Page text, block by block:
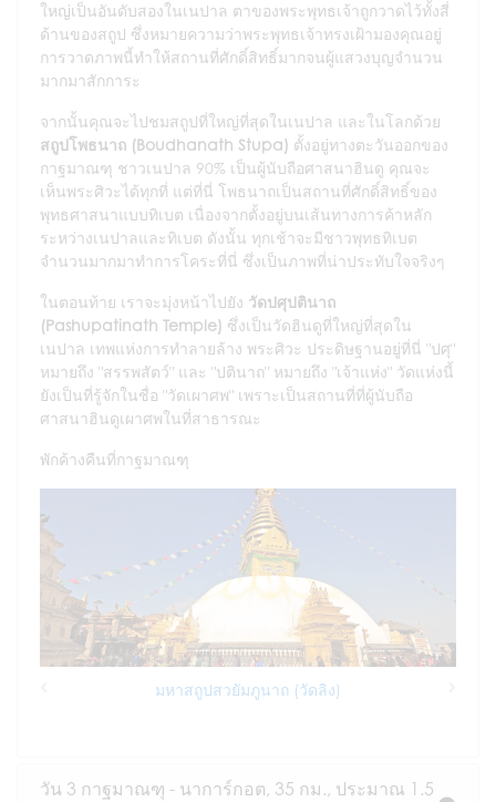
ใหญ่เป็นอันดับสองในเนปาล ตาของพระพุทธเจ้าถูกวาดไว้ทั้งสี่
ด้านของสถูป ซึ่งหมายความว่าพระพุทธเจ้าทรงเฝ้ามองคุณอยู่
การวาดภาพนี้ทำให้สถานที่ศักดิ์สิทธิ์มากจนผู้แสวงบุญจำนวน
มากมาสักการะ
จากนั้นคุณจะไปชมสถูปที่ใหญ่ที่สุดในเนปาล และในโลกด้วย
สถูปโพธนาถ (Boudhanath Stupa) ตั้งอยู่ทางตะวันออกของ
กาฐมาณฑุ ชาวเนปาล 90% เป็นผู้นับถือศาสนาฮินดู คุณจะ
เห็นพระศิวะได้ทุกที่ แต่ที่นี่ โพธนาถเป็นสถานที่ศักดิ์สิทธิ์ของ
พุทธศาสนาแบบทิเบต เนื่องจากตั้งอยู่บนเส้นทางการค้าหลัก
ระหว่างเนปาลและทิเบต ดังนั้น ทุกเช้าจะมีชาวพุทธทิเบต
จำนวนมากมาทำการโคระที่นี่ ซึ่งเป็นภาพที่น่าประทับใจจริงๆ
ในตอนท้าย เราจะมุ่งหน้าไปยัง วัดปศุปตินาถ
(Pashupatinath Temple) ซึ่งเป็นวัดฮินดูที่ใหญ่ที่สุดใน
เนปาล เทพแห่งการทำลายล้าง พระศิวะ ประดิษฐานอยู่ที่นี่ "ปศุ"
หมายถึง "สรรพสัตว์" และ "ปตินาถ" หมายถึง "เจ้าแห่ง" วัดแห่งนี้
ยังเป็นที่รู้จักในชื่อ "วัดเผาศพ" เพราะเป็นสถานที่ที่ผู้นับถือ
ศาสนาฮินดูเผาศพในที่สาธารณะ
พักค้างคืนที่กาฐมาณฑุ
มหาสถูปสวยัมภูนาถ (วัดลิง)
วัน 3 กาฐมาณฑุ - นาการ์กอต, 35 กม., ประมาณ 1.5